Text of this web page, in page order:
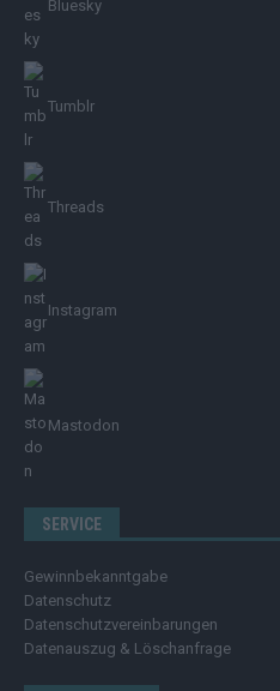
Bluesky
Tumblr
Threads
Instagram
Mastodon
SERVICE
Gewinnbekanntgabe
Datenschutz
Datenschutzvereinbarungen
Datenauszug & Löschanfrage